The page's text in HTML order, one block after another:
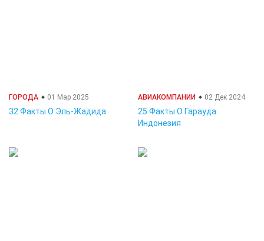
ГОРОДА 01 Мар 2025
32 Факты О Эль-Жадида
АВИАКОМПАНИИ 02 Дек 2024
25 Факты О Гарауда
Индонезия